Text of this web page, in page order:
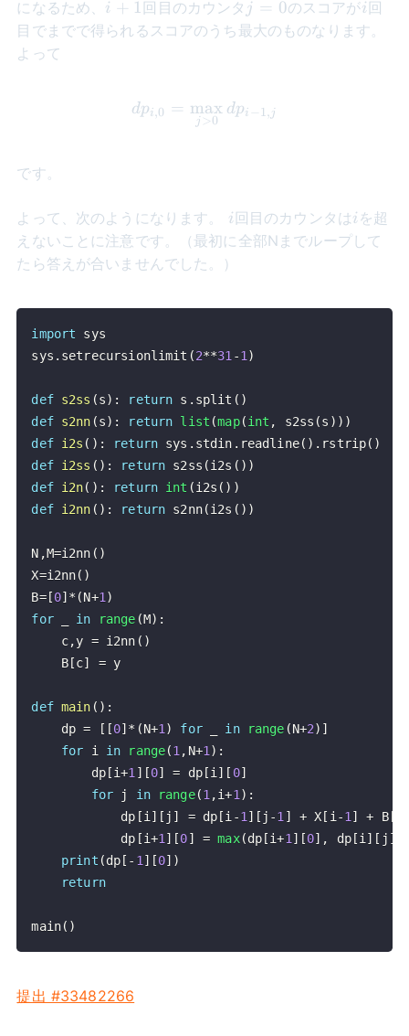
になるため、 i+1
i + 1 回目のカウンタ j=0
j = 0のスコアがii 回
目でまでで得られるスコアのうち最大のものなります。
よって
dp_{i,0} =
dpi,0 =
j >0
max dpi − 1, j
です。
よって、次のようになります。 ii 回目のカウンタはii を超
えないことに注意です。（最初に全部Nまでループして
たら答えが合いませんでした。）
import
sys . setrecursionlimit (2**31 -1 )
def s2ss (s) : return s . split ( )
def s2nn (s) : return list (map(int , s2ss (s ) ) )
def i2s ( ) : return sys . stdin . readline( ) . rstrip( )
def i2ss ( ) : return s2ss (i2s ( ) )
def i2n( ) : return int (i2s ( ) )
def i2nn ( ) : return s2nn(i2s ( ) )
N ,M=i2nn ( )
X=i2nn( )
B=[0] * (N+1 )
for _ in range (M) :
    c
,y = i2nn ( )
    B
[c] =
def main ( ) :
    dp
= [ [0] * (N+1 ) for _ in range (N+2) ]
for i in range(1 , N+1 ) :
        dp
[i+1 ] [0] = dp[i ] [ 0]
for j in range(1 ,i+1 ) :
            dp
[i ] [ j ] = dp [i -1 ] [ j -1 ] + X [ i -1 ] + B[
            dp
[i+1 ] [0] = max(dp [i+1 ] [0] , dp [i ] [ j ]
print (dp [ - 1 ] [0] )
return
main( )
提出 #33482266